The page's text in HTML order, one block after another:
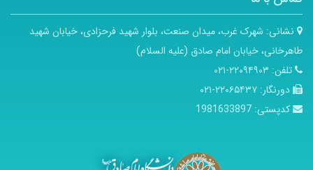
نشانی: شهرک غرب، میدان صنعت، بلوار شهید فرحزادی، خیابان شهید
طاهرخانی، خیابان امام صادق (علیه السلام)
تلفن: ۲۲۰۹۴۹۰۳-۰۲۱
دورنگار: ۲۲۰۶۵۴۳۷-۰۲۱
کدپستی: 1981633897